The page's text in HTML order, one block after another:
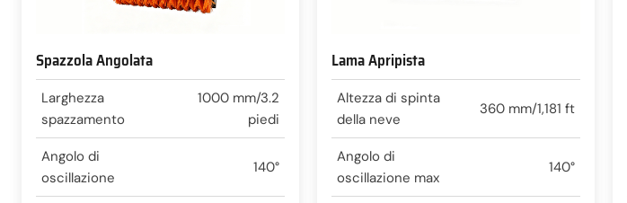
Spazzola Angolata
Larghezza
spazzamento
1000 mm/3.2
piedi
Angolo di
oscillazione
140°
Lama Apripista
Altezza di spinta
della neve
360 mm/1,181 ft
Angolo di
oscillazione max
140°